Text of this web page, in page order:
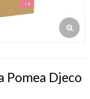
Pomea Djeco